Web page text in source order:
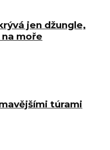
jen džungle,
moře
túrami